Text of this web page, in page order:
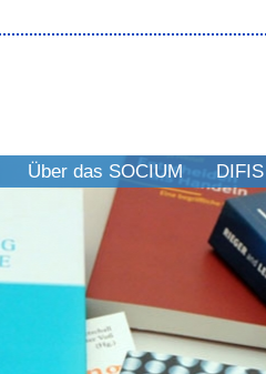
Über das SOCIUM DIFIS